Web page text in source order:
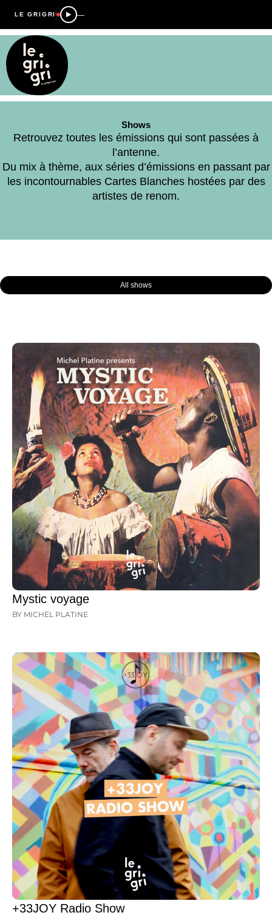
LE GRIGRI —
Shows
Retrouvez toutes les émissions qui sont passées à
l’antenne.
Du mix à thème, aux séries d’émissions en passant par
les incontournables Cartes Blanches hostées par des
artistes de renom.
All shows
Mystic voyage
BY MICHEL PLATINE
+33JOY Radio Show
PagePagePagePagePage Page